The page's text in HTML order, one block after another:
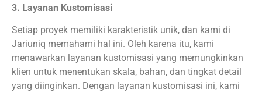
3. Layanan Kustomisasi
Setiap proyek memiliki karakteristik unik, dan kami di
Jariuniq memahami hal ini. Oleh karena itu, kami
menawarkan layanan kustomisasi yang memungkinkan
klien untuk menentukan skala, bahan, dan tingkat detail
yang diinginkan. Dengan layanan kustomisasi ini, kami